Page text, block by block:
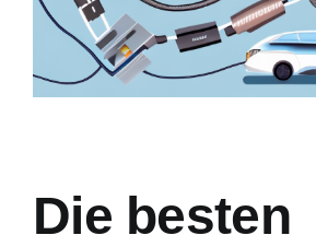
Die besten